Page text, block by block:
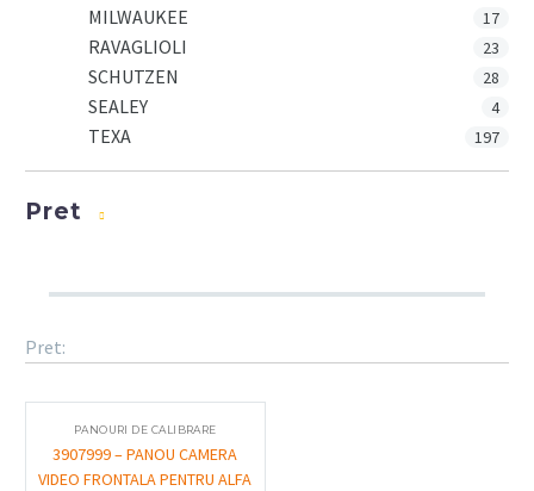
MILWAUKEE 17
RAVAGLIOLI 23
SCHUTZEN 28
SEALEY 4
TEXA 197
Pret
Pret:
PANOURI DE CALIBRARE
3907999 – PANOU CAMERA
VIDEO FRONTALA PENTRU ALFA